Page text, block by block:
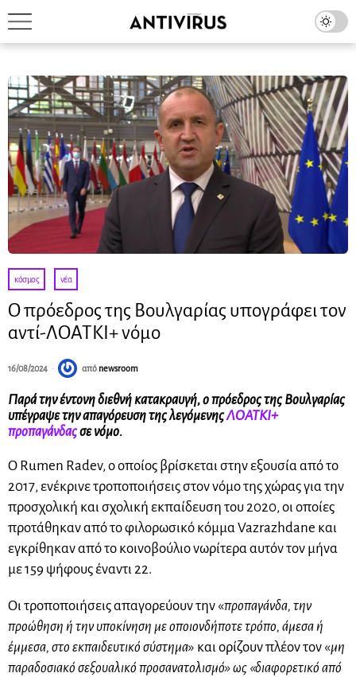
κόσμος · νέα
Ο πρόεδρος της Βουλγαρίας υπογράφει τον
αντί-ΛΟΑΤΚΙ+ νόμο
16/08/2024 από newsroom
Παρά την έντονη διεθνή κατακραυγή, ο πρόεδρος της Βουλγαρίας
υπέγραψε την απαγόρευση της λεγόμενηςΛΟΑΤΚΙ+
προπαγάνδαςσε νόμο.
Ο Rumen Radev, ο οποίος βρίσκεται στην εξουσία από το
2017, ενέκρινε τροποποιήσεις στον νόμο της χώρας για την
προσχολική και σχολική εκπαίδευση του 2020, οι οποίες
προτάθηκαν από το φιλορωσικό κόμμα Vazrazhdane και
εγκρίθηκαν από το κοινοβούλιο νωρίτερα αυτόν τον μήνα
με 159 ψήφους έναντι 22.
Οι τροποποιήσεις απαγορεύουν την «προπαγάνδα, την
προώθηση ή την υποκίνηση με οποιονδήποτε τρόπο, άμεσα ή
έμμεσα, στο εκπαιδευτικό σύστημα» και ορίζουν πλέον τον «μη
παραδοσιακό σεξουαλικό προσανατολισμό» ως «διαφορετικό από